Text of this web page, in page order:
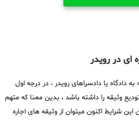
ای در رویدر
به دادگاه یا دادسراهای رویدر ، در درجه اول
وثیقه را داشته باشد ، بدین معنا که متهم
این شرایط اکنون میتوان از وثیقه های اجاره